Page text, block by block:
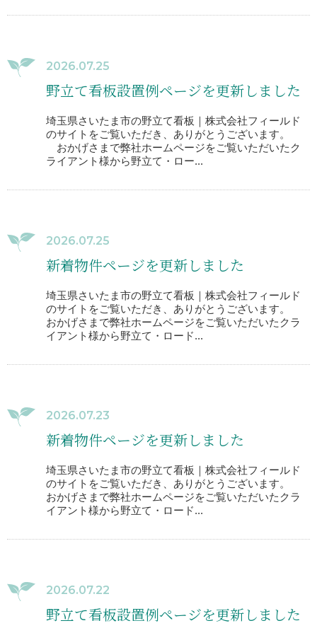
2026.07.25
野立て看板設置例ページを更新しました
埼玉県さいたま市の野立て看板｜株式会社フィールド
のサイトをご覧いただき、ありがとうございます。
おかげさまで弊社ホームページをご覧いただいたク
ライアント様から野立て・ロー...
2026.07.25
新着物件ページを更新しました
埼玉県さいたま市の野立て看板｜株式会社フィールド
のサイトをご覧いただき、ありがとうございます。
おかげさまで弊社ホームページをご覧いただいたクラ
イアント様から野立て・ロード...
2026.07.23
新着物件ページを更新しました
埼玉県さいたま市の野立て看板｜株式会社フィールド
のサイトをご覧いただき、ありがとうございます。
おかげさまで弊社ホームページをご覧いただいたクラ
イアント様から野立て・ロード...
2026.07.22
野立て看板設置例ページを更新しました